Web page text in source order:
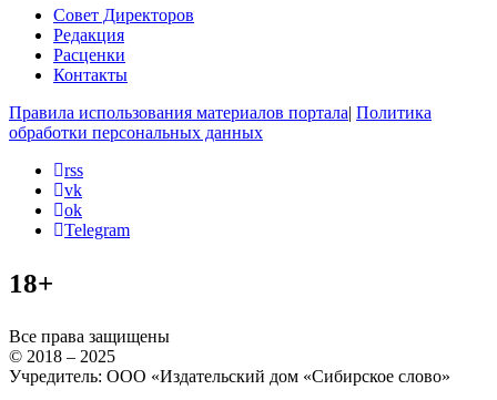
Совет Директоров
Редакция
Расценки
Контакты
Правила использования материалов портала| Политика
обработки персональных данных
rss
vk
ok
Telegram
18+
Все права защищены
© 2018 – 2025
Учредитель: ООО «Издательский дом «Сибирское слово»